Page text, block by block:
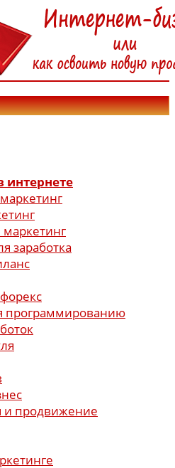
интернете
заработка
программированию
и продвижение